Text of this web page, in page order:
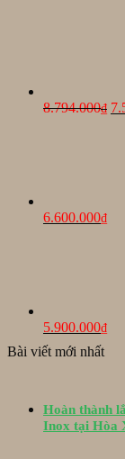
8.794.000₫
Giá
6.600.000₫Giá
Giá
gốc
là:
5.900.000₫Giá
Bài viết mới nhất
Hoàn thành
Inox tại Hòa